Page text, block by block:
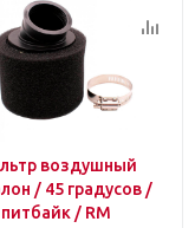
воздушный
/ 45 градусов /
питбайк / RM